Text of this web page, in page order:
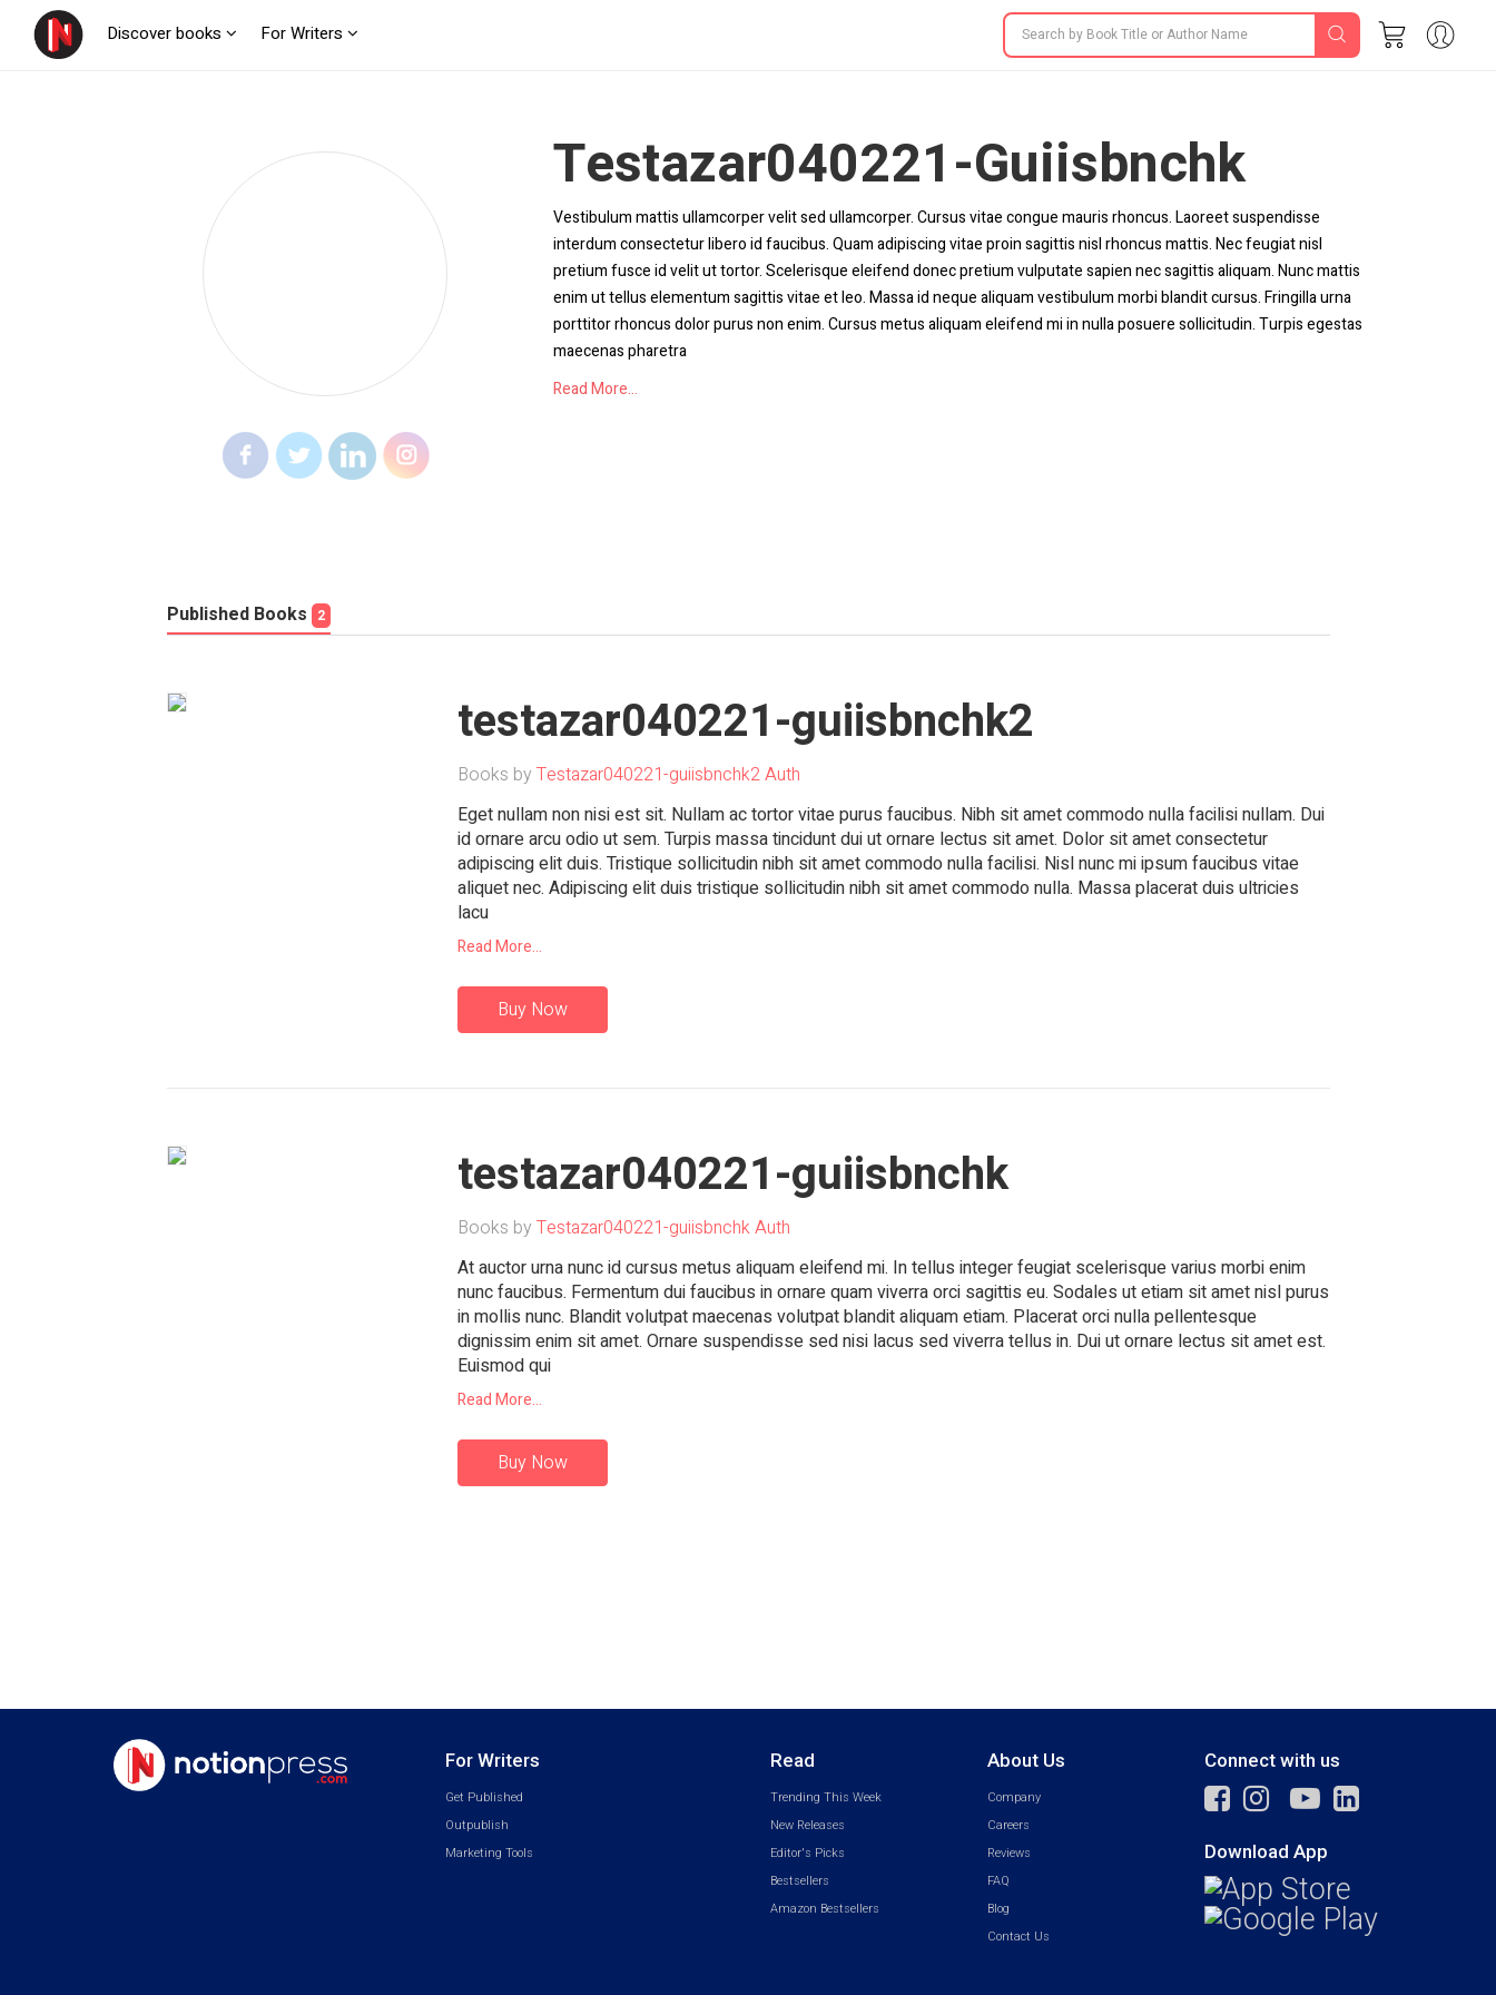
Discover books For Writers
Testazar040221-Guiisbnchk
Vestibulum mattis ullamcorper velit sed ullamcorper. Cursus vitae congue mauris rhoncus. Laoreet suspendisse
interdum consectetur libero id faucibus. Quam adipiscing vitae proin sagittis nisl rhoncus mattis. Nec feugiat nisl
pretium fusce id velit ut tortor. Scelerisque eleifend donec pretium vulputate sapien nec sagittis aliquam. Nunc mattis
enim ut tellus elementum sagittis vitae et leo. Massa id neque aliquam vestibulum morbi blandit cursus. Fringilla urna
porttitor rhoncus dolor purus non enim. Cursus metus aliquam eleifend mi in nulla posuere sollicitudin. Turpis egestas
maecenas pharetra
Read More...
Published Books 2
testazar040221-guiisbnchk2
Books by Testazar040221-guiisbnchk2 Auth
Eget nullam non nisi est sit. Nullam ac tortor vitae purus faucibus. Nibh sit amet commodo nulla facilisi nullam. Dui
id ornare arcu odio ut sem. Turpis massa tincidunt dui ut ornare lectus sit amet. Dolor sit amet consectetur
adipiscing elit duis. Tristique sollicitudin nibh sit amet commodo nulla facilisi. Nisl nunc mi ipsum faucibus vitae
aliquet nec. Adipiscing elit duis tristique sollicitudin nibh sit amet commodo nulla. Massa placerat duis ultricies
lacu
Read More...
Buy Now
testazar040221-guiisbnchk
Books by Testazar040221-guiisbnchk Auth
At auctor urna nunc id cursus metus aliquam eleifend mi. In tellus integer feugiat scelerisque varius morbi enim
nunc faucibus. Fermentum dui faucibus in ornare quam viverra orci sagittis eu. Sodales ut etiam sit amet nisl purus
in mollis nunc. Blandit volutpat maecenas volutpat blandit aliquam etiam. Placerat orci nulla pellentesque
dignissim enim sit amet. Ornare suspendisse sed nisi lacus sed viverra tellus in. Dui ut ornare lectus sit amet est.
Euismod qui
Read More...
Buy Now
For Writers
Get Published
Outpublish
Marketing Tools
Read
Trending This Week
New Releases
Editor's Picks
Bestsellers
Amazon Bestsellers
About Us
Company
Careers
Reviews
FAQ
Blog
Contact Us
Connect with us
Download App